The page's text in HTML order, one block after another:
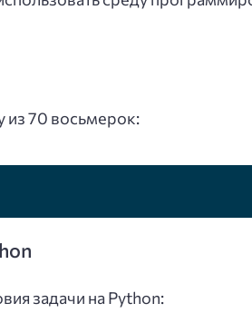
из 70 восьмерок:
задачи на Python: